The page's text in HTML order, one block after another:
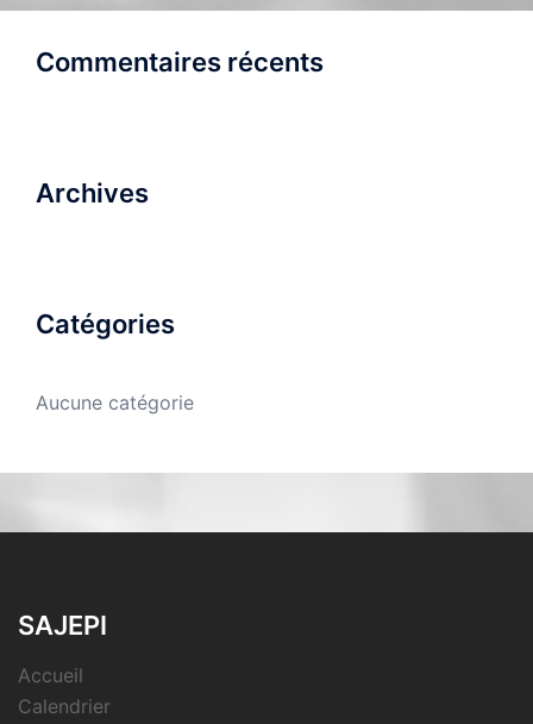
Commentaires récents
Archives
Catégories
Aucune catégorie
SAJEPI
Accueil
Calendrier